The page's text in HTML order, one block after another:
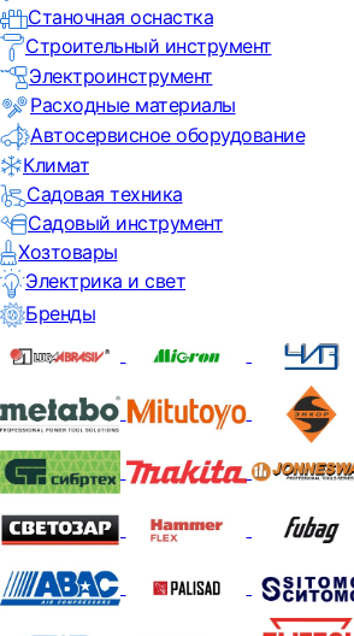
Станочная оснастка
Строительный инструмент
Электроинструмент
Расходные материалы
Автосервисное оборудование
Климат
Садовая техника
Садовый инструмент
Хозтовары
Электрика и свет
Бренды